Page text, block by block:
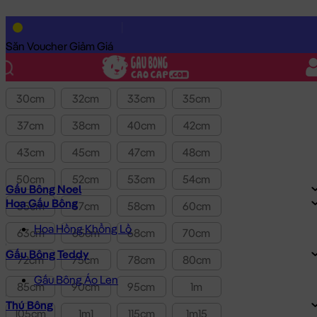
Săn Voucher Giảm Giá
Gấu Bông Noel
Hoa Gấu Bông
Hoa Hồng Khổng Lồ
Gấu Bông Teddy
Gấu Bông Áo Len
Thú Bông
Lọc theo Giá SP:
Giá
Kích thước
30cm 32cm 33cm
35cm
37cm
38cm 40cm
42cm
43cm
45cm 47cm
48cm
50cm
52cm 53cm
54cm
55cm
57cm 58cm
60cm
63cm
65cm 68cm
70cm
72cm
75cm 78cm
80cm
85cm
90cm 95cm
1m
105cm
1m1 115cm
1m15